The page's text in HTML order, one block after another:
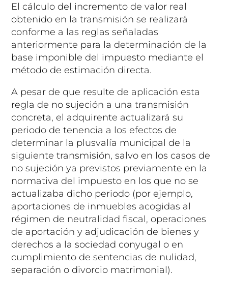
El cálculo del incremento de valor real
obtenido en la transmisión se realizará
conforme a las reglas señaladas
anteriormente para la determinación de la
base imponible del impuesto mediante el
método de estimación directa.
A pesar de que resulte de aplicación esta
regla de no sujeción a una transmisión
concreta, el adquirente actualizará su
periodo de tenencia a los efectos de
determinar la plusvalía municipal de la
siguiente transmisión, salvo en los casos de
no sujeción ya previstos previamente en la
normativa del impuesto en los que no se
actualizaba dicho periodo (por ejemplo,
aportaciones de inmuebles acogidas al
régimen de neutralidad fiscal, operaciones
de aportación y adjudicación de bienes y
derechos a la sociedad conyugal o en
cumplimiento de sentencias de nulidad,
separación o divorcio matrimonial).